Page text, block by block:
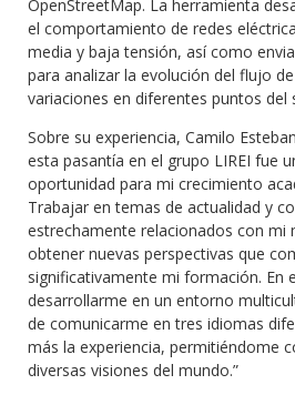
OpenStreetMap. La herramienta
el comportamiento de redes
media y baja tensión, así como
para analizar la evolución del flujo
variaciones en diferentes puntos del
Sobre su experiencia, Camilo
esta pasantía en el grupo LIREI fue
oportunidad para mi crecimiento
Trabajar en temas de actualidad y
estrechamente relacionados con mi
obtener nuevas perspectivas que
significativamente mi formación. En
desarrollarme en un entorno
de comunicarme en tres idiomas
más la experiencia, permitiéndome
diversas visiones del mundo.”